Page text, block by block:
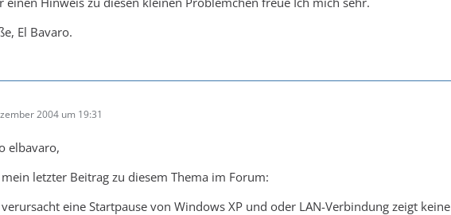
El Bavaro.
2004 um 19:31
elbavaro,
letzter Beitrag zu diesem Thema im Forum:
verursacht eine Startpause von Windows XP und oder LAN-Verbindung zeigt keine